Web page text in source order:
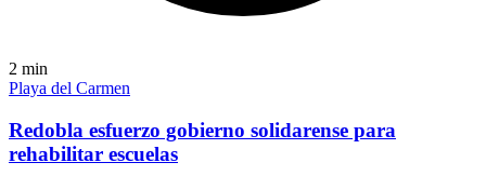
2 min
Playa del Carmen
Redobla esfuerzo gobierno solidarense para
rehabilitar escuelas